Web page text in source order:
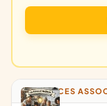
ANNONCES